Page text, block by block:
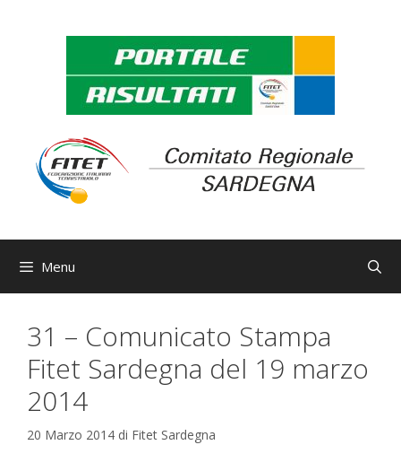
Menu
31 – Comunicato Stampa
Fitet Sardegna del 19 marzo
2014
20 Marzo 2014 di Fitet Sardegna